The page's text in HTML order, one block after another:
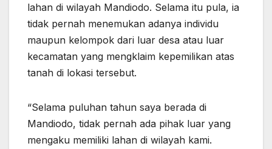
lahan di wilayah Mandiodo. Selama itu pula, ia
tidak pernah menemukan adanya individu
maupun kelompok dari luar desa atau luar
kecamatan yang mengklaim kepemilikan atas
tanah di lokasi tersebut.
“Selama puluhan tahun saya berada di
Mandiodo, tidak pernah ada pihak luar yang
mengaku memiliki lahan di wilayah kami.